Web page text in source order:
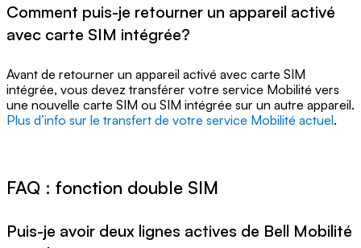
Comment puis-je retourner un appareil activé
avec carte SIM intégrée?
Avant de retourner un appareil activé avec carte SIM
intégrée, vous devez transférer votre service Mobilité vers
une nouvelle carte SIM ou SIM intégrée sur un autre appareil.
Plus d’info sur le transfert de votre service Mobilité actuel.
FAQ : fonction double SIM
Puis-je avoir deux lignes actives de Bell Mobilité